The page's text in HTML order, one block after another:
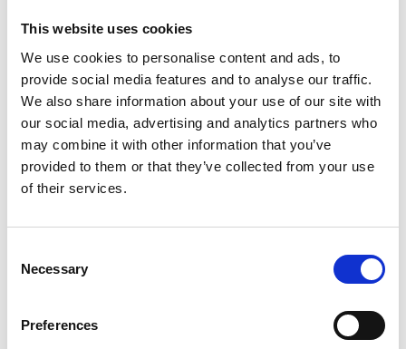
This website uses cookies
We use cookies to personalise content and ads, to
provide social media features and to analyse our traffic.
We also share information about your use of our site with
our social media, advertising and analytics partners who
may combine it with other information that you’ve
provided to them or that they’ve collected from your use
of their services.
Selection
Necessary
Preferences
Autoguarigione Tantrica Ngalso. Puntando molto sul
tema della guarigione spirituale, Gangchen era in grado
di dialogare con una grande fetta di occidentali
interessati alla spiritualità, anche provenienti dalla New
Age, e riuscì ad attrarre molti di loro al Buddhismo
tradizionale. Curiosamente, a differenza della maggior
parte dei grandi maestri della scuola Gelug, Lama
Gangchen non era un monaco, ma aveva uno stile di vita
Più in generale, Lama Gangchen era un filantropo che
furono storici i suoi incontri con Giovanni Paolo II, Madre